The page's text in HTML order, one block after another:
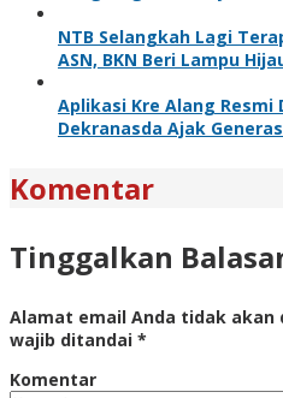
NTB Selangkah Lagi
ASN, BKN Beri Lampu
Aplikasi Kre Alang Resmi
Dekranasda Ajak
Komentar
Tinggalkan
Alamat email Anda tidak akan
wajib ditandai *
Komentar